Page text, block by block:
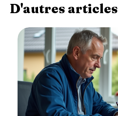
D'autres articles